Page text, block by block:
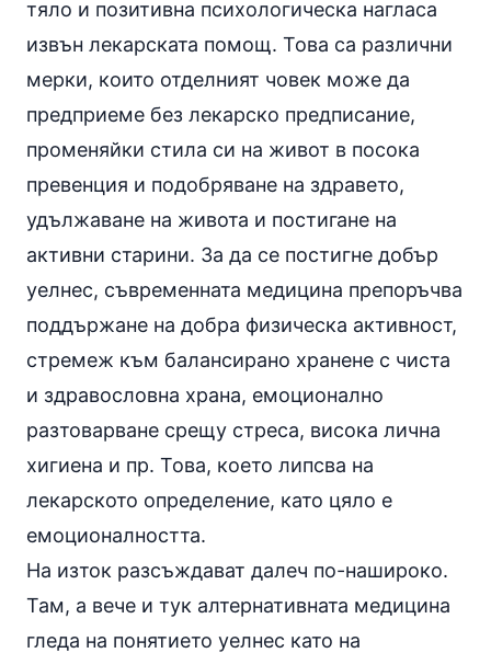
тяло и позитивна психологическа нагласа
извън лекарската помощ. Това са различни
мерки, които отделният човек може да
предприеме без лекарско предписание,
променяйки стила си на живот в посока
превенция и подобряване на здравето,
удължаване на живота и постигане на
активни старини. За да се постигне добър
уелнес, съвременната медицина препоръчва
поддържане на добра физическа активност,
стремеж към балансирано хранене с чиста
и здравословна храна, емоционално
разтоварване срещу стреса, висока лична
хигиена и пр. Това, което липсва на
лекарското определение, като цяло е
емоционалността.
На изток разсъждават далеч по-нашироко.
Там, а вече и тук алтернативната медицина
гледа на понятието уелнес като на